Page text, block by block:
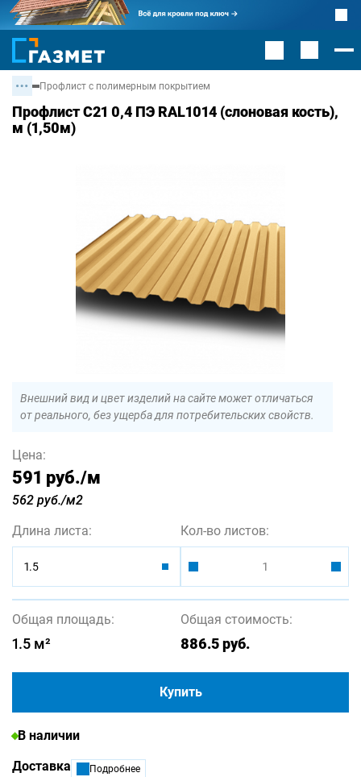
Профлист с полимерным покрытием
Профлист С21 0,4 ПЭ RAL1014 (слоновая кость),
м (1,50м)
Внешний вид и цвет изделий на сайте может отличаться
от реального, без ущерба для потребительских свойств.
Цена:
591 руб./м
562 руб./м2
Длина листа:
1.5
Кол-во листов:
Общая площадь:
1.5 м²
Общая стоимость:
886.5руб.
Купить
В наличии
Доставка
Подробнее